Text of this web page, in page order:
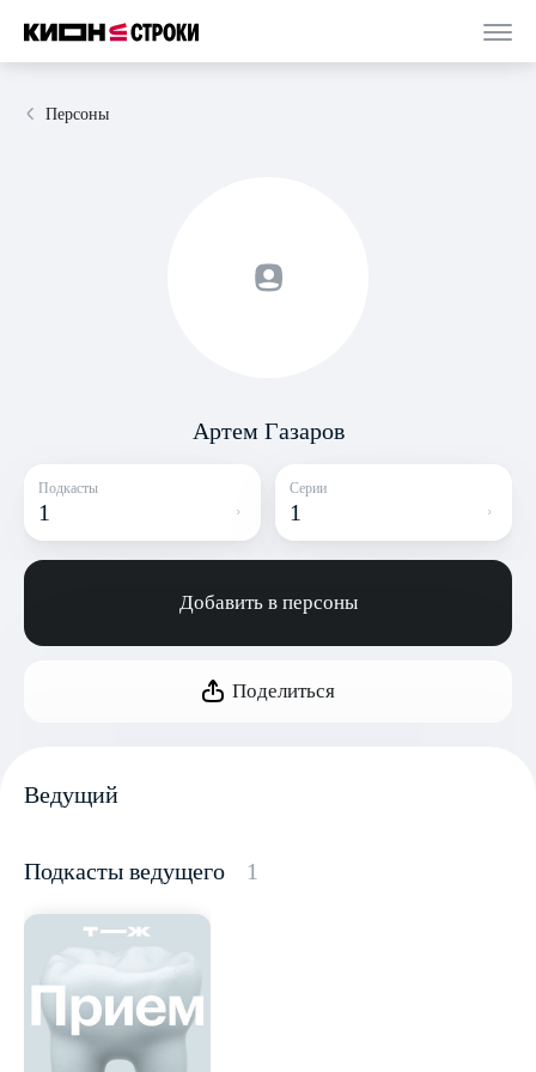
Персоны
Артем Газаров
Подкасты
1
Серии
1
Добавить в персоны
Поделиться
Ведущий
Подкасты ведущего 1